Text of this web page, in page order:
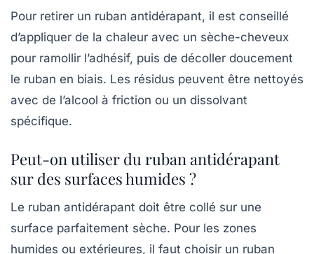
Pour retirer un ruban antidérapant, il est conseillé
d’appliquer de la chaleur avec un sèche-cheveux
pour ramollir l’adhésif, puis de décoller doucement
le ruban en biais. Les résidus peuvent être nettoyés
avec de l’alcool à friction ou un dissolvant
spécifique.
Peut-on utiliser du ruban antidérapant
sur des surfaces humides ?
Le ruban antidérapant doit être collé sur une
surface parfaitement sèche. Pour les zones
humides ou extérieures, il faut choisir un ruban